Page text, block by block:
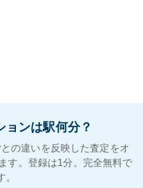
ョンは駅何分？
の違いを反映した査定をオ
す。登録は1分。完全無料で
。